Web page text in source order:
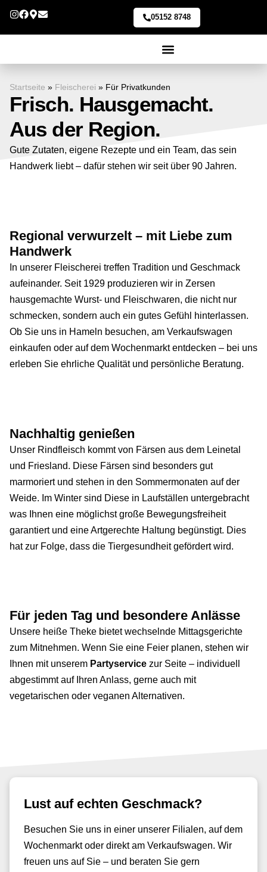
05152 8748
Startseite » Fleischerei » Für Privatkunden
Frisch. Hausgemacht.
Aus der Region.
Gute Zutaten, eigene Rezepte und ein Team, das sein
Handwerk liebt – dafür stehen wir seit über 90 Jahren.
Regional verwurzelt – mit Liebe zum
Handwerk
In unserer Fleischerei treffen Tradition und Geschmack
aufeinander. Seit 1929 produzieren wir in Zersen
hausgemachte Wurst- und Fleischwaren, die nicht nur
schmecken, sondern auch ein gutes Gefühl hinterlassen.
Ob Sie uns in Hameln besuchen, am Verkaufswagen
einkaufen oder auf dem Wochenmarkt entdecken – bei uns
erleben Sie ehrliche Qualität und persönliche Beratung.
Nachhaltig genießen
Unser Rindfleisch kommt von Färsen aus dem Leinetal
und Friesland. Diese Färsen sind besonders gut
marmoriert und stehen in den Sommermonaten auf der
Weide. Im Winter sind Diese in Laufställen untergebracht
was Ihnen eine möglichst große Bewegungsfreiheit
garantiert und eine Artgerechte Haltung begünstigt. Dies
hat zur Folge, dass die Tiergesundheit gefördert wird.
Für jeden Tag und besondere Anlässe
Unsere heiße Theke bietet wechselnde Mittagsgerichte
zum Mitnehmen. Wenn Sie eine Feier planen, stehen wir
Ihnen mit unserem Partyservice zur Seite – individuell
abgestimmt auf Ihren Anlass, gerne auch mit
vegetarischen oder veganen Alternativen.
Lust auf echten Geschmack?
Besuchen Sie uns in einer unserer Filialen, auf dem
Wochenmarkt oder direkt am Verkaufswagen. Wir
freuen uns auf Sie – und beraten Sie gern